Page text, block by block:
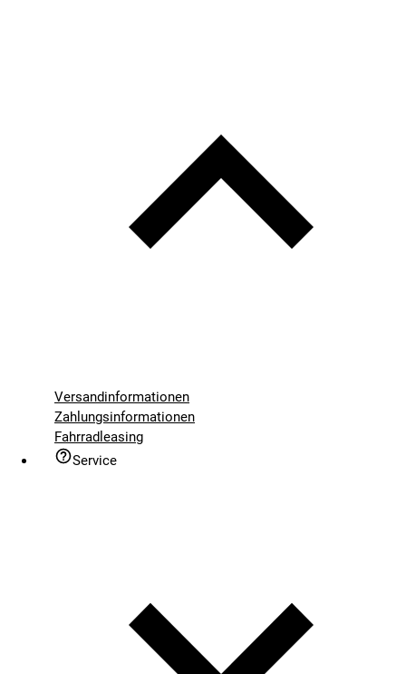
Versandinformationen
Zahlungsinformationen
Fahrradleasing
Service